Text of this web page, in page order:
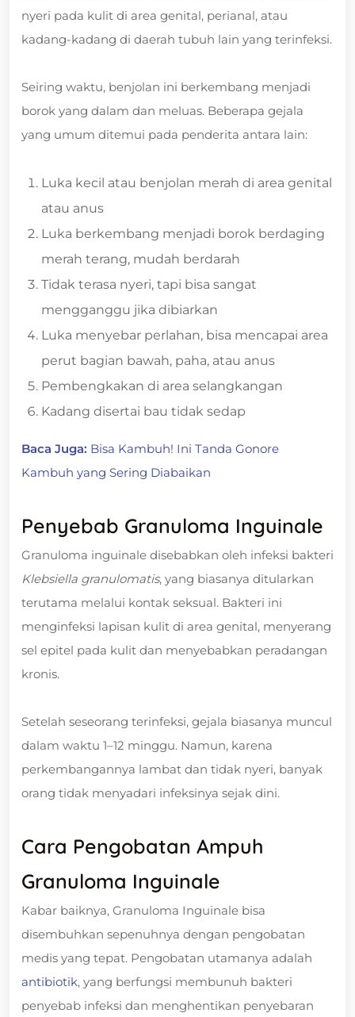
nyeri pada kulit di area genital, perianal, atau
kadang-kadang di daerah tubuh lain yang terinfeksi.
Seiring waktu, benjolan ini berkembang menjadi
borok yang dalam dan meluas. Beberapa gejala
yang umum ditemui pada penderita antara lain:
Luka kecil atau benjolan merah di area genital
atau anus
Luka berkembang menjadi borok berdaging
merah terang, mudah berdarah
Tidak terasa nyeri, tapi bisa sangat
mengganggu jika dibiarkan
Luka menyebar perlahan, bisa mencapai area
perut bagian bawah, paha, atau anus
Pembengkakan di area selangkangan
Kadang disertai bau tidak sedap
Baca Juga: Bisa Kambuh! Ini Tanda Gonore
Kambuh yang Sering Diabaikan
Penyebab Granuloma Inguinale
Granuloma inguinale disebabkan oleh infeksi bakteri
Klebsiella granulomatis, yang biasanya ditularkan
terutama melalui kontak seksual. Bakteri ini
menginfeksi lapisan kulit di area genital, menyerang
sel epitel pada kulit dan menyebabkan peradangan
kronis.
Setelah seseorang terinfeksi, gejala biasanya muncul
dalam waktu 1–12 minggu. Namun, karena
perkembangannya lambat dan tidak nyeri, banyak
orang tidak menyadari infeksinya sejak dini.
Cara Pengobatan Ampuh
Granuloma Inguinale
Kabar baiknya, Granuloma Inguinale bisa
disembuhkan sepenuhnya dengan pengobatan
medis yang tepat. Pengobatan utamanya adalah
antibiotik, yang berfungsi membunuh bakteri
penyebab infeksi dan menghentikan penyebaran